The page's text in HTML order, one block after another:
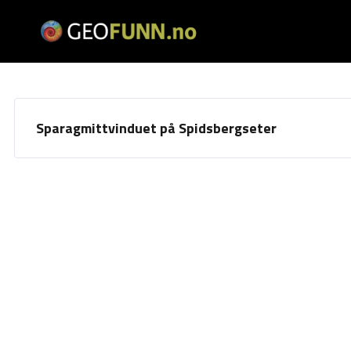
Sparagmittvinduet på Spidsbergseter